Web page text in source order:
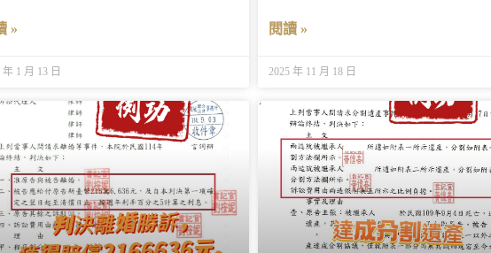
»
年 1 月 13 日
閱讀 »
2025 年 11 月 18 日